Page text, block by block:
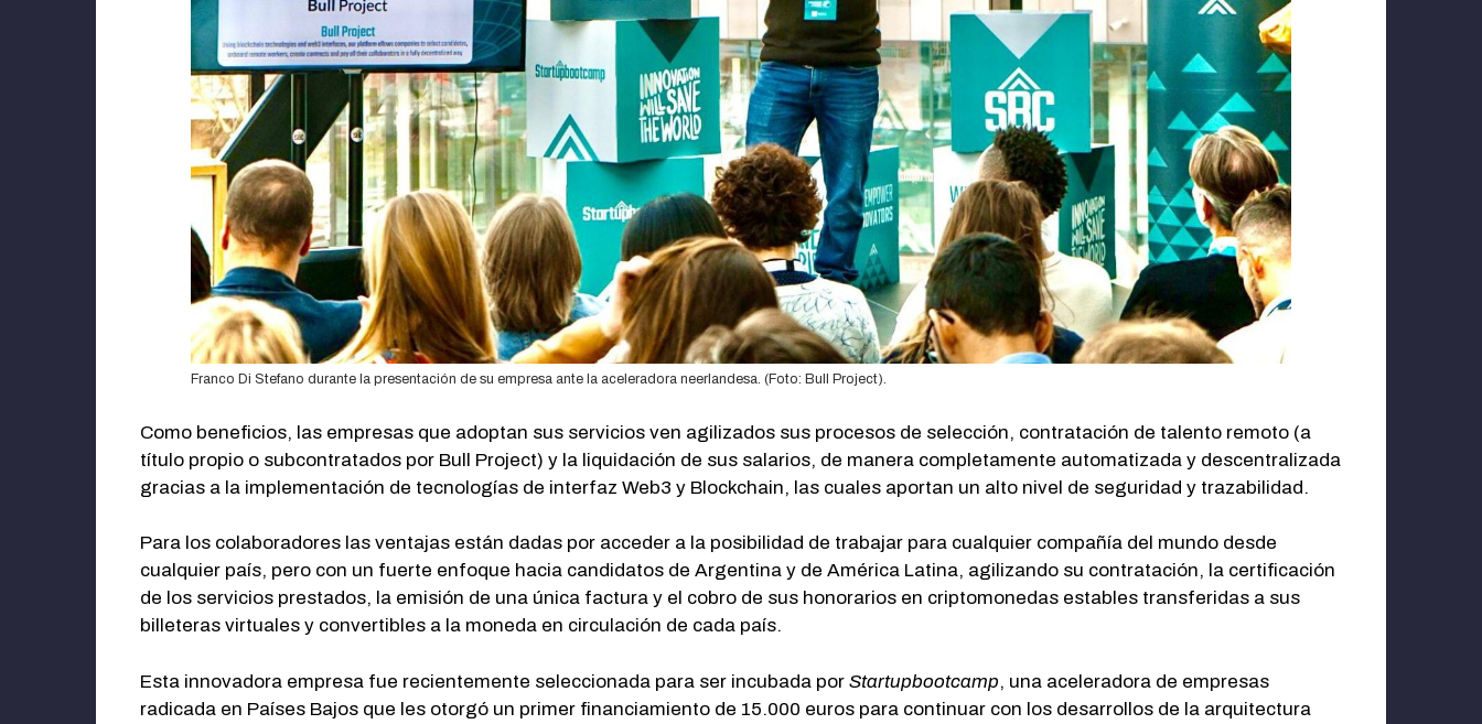
Franco Di Stefano durante la presentación de su empresa ante la aceleradora neerlandesa. (Foto: Bull Project).
Como beneficios, las empresas que adoptan sus servicios ven agilizados sus procesos de selección, contratación de talento remoto (a
título propio o subcontratados por Bull Project) y la liquidación de sus salarios, de manera completamente automatizada y descentralizada
gracias a la implementación de tecnologías de interfaz Web3 y Blockchain, las cuales aportan un alto nivel de seguridad y trazabilidad.
Para los colaboradores las ventajas están dadas por acceder a la posibilidad de trabajar para cualquier compañía del mundo desde
cualquier país, pero con un fuerte enfoque hacia candidatos de Argentina y de América Latina, agilizando su contratación, la certificación
de los servicios prestados, la emisión de una única factura y el cobro de sus honorarios en criptomonedas estables transferidas a sus
billeteras virtuales y convertibles a la moneda en circulación de cada país.
Esta innovadora empresa fue recientemente seleccionada para ser incubada por Startupbootcamp, una aceleradora de empresas
radicada en Países Bajos que les otorgó un primer financiamiento de 15.000 euros para continuar con los desarrollos de la arquitectura